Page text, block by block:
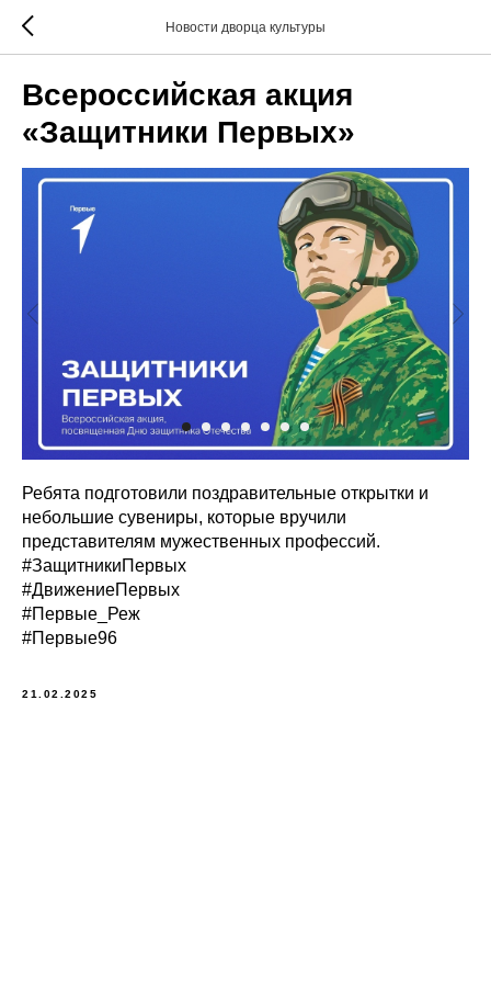
Новости дворца культуры
Всероссийская акция
«Защитники Первых»
Ребята подготовили поздравительные открытки и
небольшие сувениры, которые вручили
представителям мужественных профессий.
#ЗащитникиПервых
#ДвижениеПервых
#Первые_Реж
#Первые96
21.02.2025